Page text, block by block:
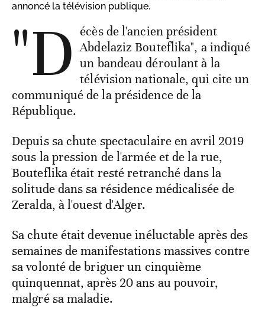
annoncé la télévision publique.
"D écès de l'ancien président
Abdelaziz Bouteflika", a indiqué
un bandeau déroulant à la
télévision nationale, qui cite un
communiqué de la présidence de la
République.
Depuis sa chute spectaculaire en avril 2019
sous la pression de l'armée et de la rue,
Bouteflika était resté retranché dans la
solitude dans sa résidence médicalisée de
Zeralda, à l'ouest d'Alger.
Sa chute était devenue inéluctable après des
semaines de manifestations massives contre
sa volonté de briguer un cinquième
quinquennat, après 20 ans au pouvoir,
malgré sa maladie.